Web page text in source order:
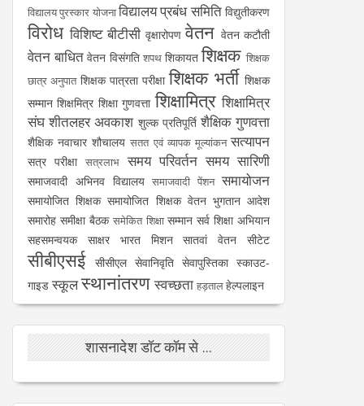
विद्यालय पुरस्कार योजनाविद्यालय प्रबंध समिति विद्युतीकरण
विरोध विशिष्ट बीटीसी वृक्षारोपण वेतन वेतन कटौती
वेतन बाधित वेतन विसंगति शपथ शिकायत शिक्षक शिक्षक
छात्र अनुपात शिक्षक पात्रता परीक्षा शिक्षक भर्ती शिक्षक
सम्मान शिक्षमित्र शिक्षा गुणवत्ता शिक्षामित्र शिक्षामित्र
संघ शीतलहर अवकाश शुल्क प्रतिपूर्ति शैक्षिक गुणवत्ता
शैक्षिक नवाचार शौचालय सतत एवं व्यापक मूल्यांकन सत्यापन
सत्र परीक्षा सत्रलाभ समय परिवर्तन समय सारिणी
समाजवादी अभिनव विद्यालय समाजवादी पेंशन समायोजन
समायोजित शिक्षक समायोजित शिक्षक वेतन भुगतान आदेश
समारोह समीक्षा बैठक समेकित शिक्षा सम्मान सर्व शिक्षा अभियान
सहसमन्वयक
साक्षर भारत मिशन सातवां वेतन सीटेट
सीबीएसई सीसीएल सेवानिवृति सेवापुस्तिका स्काउट-
गाइड स्कूलस्थानांतरण स्वच्छता हड़तालहेल्पलाइन
शासनादेश डॉट कॉम से ...